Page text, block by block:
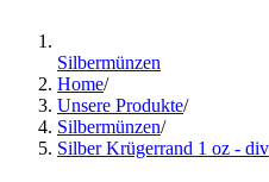
Silbermünzen
Home/
Unsere Produkte/
Silbermünzen/
Silber Krügerrand 1 oz -